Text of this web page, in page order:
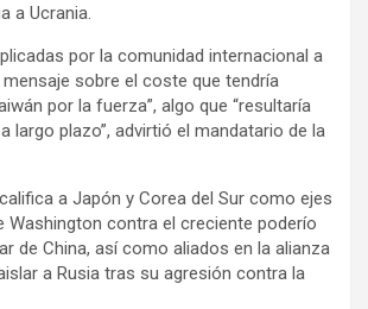
a Ucrania.
por la comunidad internacional a
mensaje sobre el coste que tendría
por la fuerza”, algo que “resultaría
largo plazo”, advirtió el mandatario de la
a Japón y Corea del Sur como ejes
Washington contra el creciente poderío
de China, así como aliados en la alianza
a Rusia tras su agresión contra la